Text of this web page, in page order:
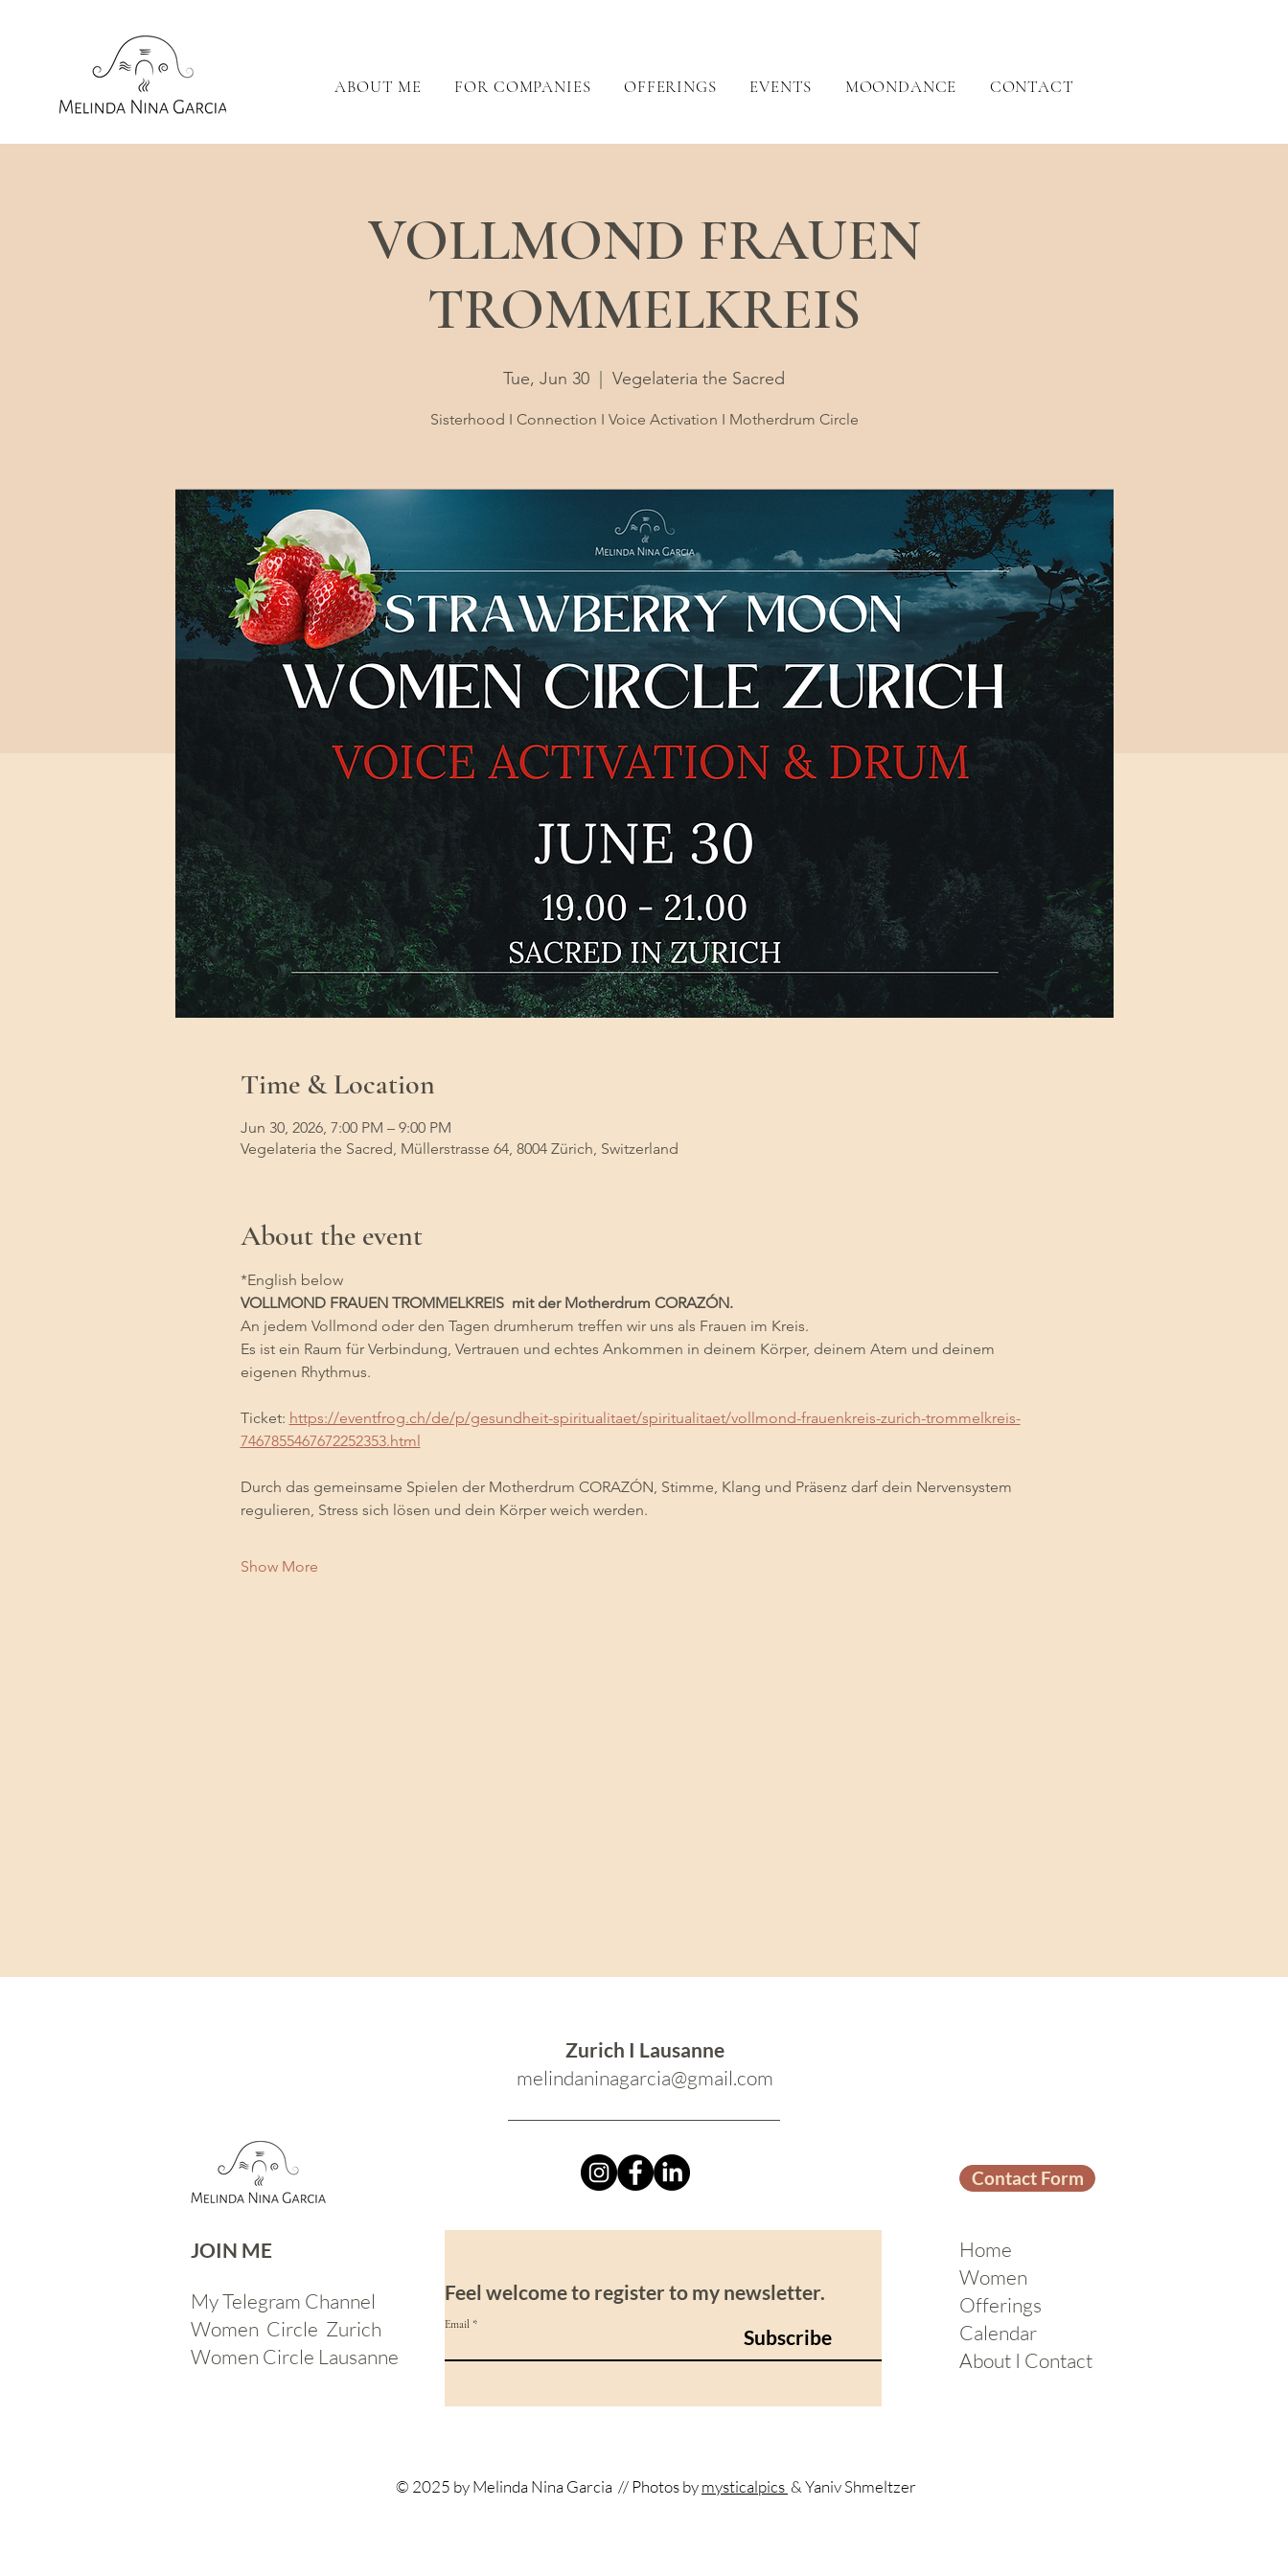
ABOUT ME FOR COMPANIES OFFERINGS EVENTS MOONDANCE CONTACT
VOLLMOND FRAUEN
TROMMELKREIS
Tue, Jun 30 Vegelateria the Sacred
Sisterhood I Connection I Voice Activation I Motherdrum Circle
Time & Location
Jun 30, 2026, 7:00 PM – 9:00 PM
Vegelateria the Sacred, Müllerstrasse 64, 8004 Zürich, Switzerland
About the event
*English below
VOLLMOND FRAUEN TROMMELKREIS  mit der Motherdrum CORAZÓN.
An jedem Vollmond oder den Tagen drumherum treffen wir uns als Frauen im Kreis.
Es ist ein Raum für Verbindung, Vertrauen und echtes Ankommen in deinem Körper, deinem Atem und deinem
eigenen Rhythmus.
Ticket: https://eventfrog.ch/de/p/gesundheit-spiritualitaet/spiritualitaet/vollmond-frauenkreis-zurich-trommelkreis-
7467855467672252353.html
Durch das gemeinsame Spielen der Motherdrum CORAZÓN, Stimme, Klang und Präsenz darf dein Nervensystem
regulieren, Stress sich lösen und dein Körper weich werden.
Show More
Zurich I Lausanne
melindaninagarcia@gmail.com
JOIN ME​
My Telegram Channel
Women Circle Zurich
Women Circle Lausanne
Feel welcome to register to my newsletter.
Email
Subscribe
Contact Form
Home
Women
Offerings
Calendar
About I Contact
© 2025 by Melinda Nina Garcia // Photos bymysticalpics & Yaniv Shmeltzer